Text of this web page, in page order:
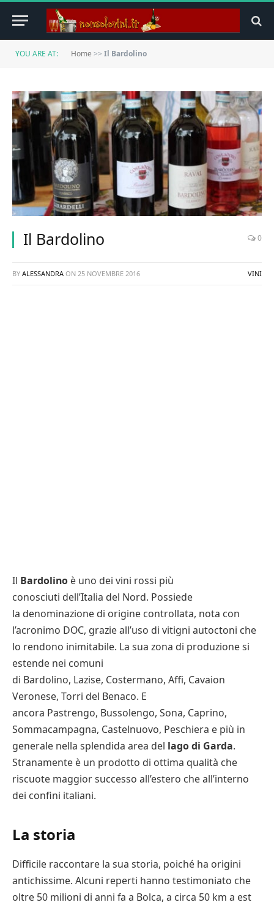
YOU ARE AT: Home >> Il Bardolino
Il Bardolino 0
BY ALESSANDRA ON 25 NOVEMBRE 2016 VINI
Il Bardolino è uno dei vini rossi più
conosciuti dell’Italia del Nord. Possiede
la denominazione di origine controllata, nota con
l’acronimo DOC, grazie all’uso di vitigni autoctoni che
lo rendono inimitabile. La sua zona di produzione si
estende nei comuni
di Bardolino, Lazise, Costermano, Affi, Cavaion
Veronese, Torri del Benaco. E
ancora Pastrengo, Bussolengo, Sona, Caprino,
Sommacampagna, Castelnuovo, Peschiera e più in
generale nella splendida area del lago di Garda.
Stranamente è un prodotto di ottima qualità che
riscuote maggior successo all’estero che all’interno
dei confini italiani.
La storia
Difficile raccontare la sua storia, poiché ha origini
antichissime. Alcuni reperti hanno testimoniato che
oltre 50 milioni di anni fa a Bolca, a circa 50 km a est